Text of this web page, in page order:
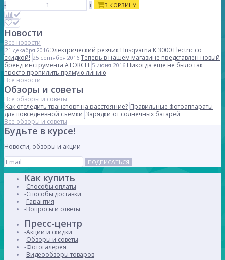
-
+ В КОРЗИНУ
Новости
Все новости
21 декабря 2016 Электрический резчик Husqvarna K 3000 Electric со
скидкой! 25 сентября 2016 Теперь в нашем магазине представлен новый
бренд инструмента ATORCH 5 июня 2016 Никогда еще не было так
просто пропилить прямую линию
Все новости
Обзоры и советы
Все обзоры и советы
Как отследить транспорт на расстояние? Правильные фотоаппараты
для повседневной съемки Зарядки от солнечных батарей
Все обзоры и советы
Будьте в курсе!
Новости, обзоры и акции
ПОДПИСАТЬСЯ
Как купить
Способы оплаты
Способы доставки
Гарантия
Вопросы и ответы
Пресс-центр
Акции и скидки
Обзоры и советы
Фотогалерея
Видеообзоры товаров